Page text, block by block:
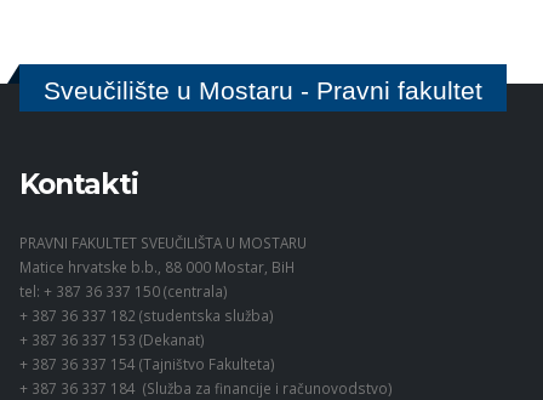
Sveučilište u Mostaru - Pravni fakultet
Kontakti
PRAVNI FAKULTET SVEUČILIŠTA U MOSTARU
Matice hrvatske b.b., 88 000 Mostar, BiH
tel: + 387 36 337 150 (centrala)
+ 387 36 337 182 (studentska služba)
+ 387 36 337 153 (Dekanat)
+ 387 36 337 154 (Tajništvo Fakulteta)
+ 387 36 337 184 (Služba za financije i računovodstvo)